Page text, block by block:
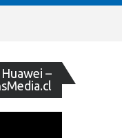
–
de
vídeo